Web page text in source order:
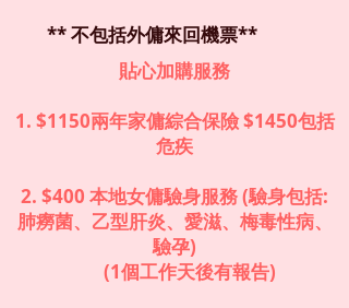
** 不包括外傭來回機票**
貼心加購服務
1. $1150兩年家傭綜合保險 $1450包括
危疾
2. $400 本地女傭驗身服務 (驗身包括:
肺癆菌、乙型肝炎、愛滋、梅毒性病、
驗孕)
(1個工作天後有報告)